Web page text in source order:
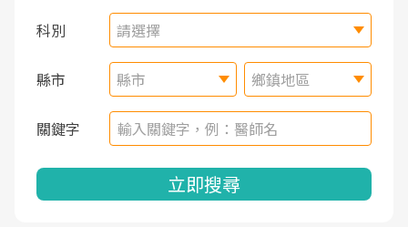
科別 請選擇
縣市 縣市 鄉鎮地區
關鍵字
立即搜尋